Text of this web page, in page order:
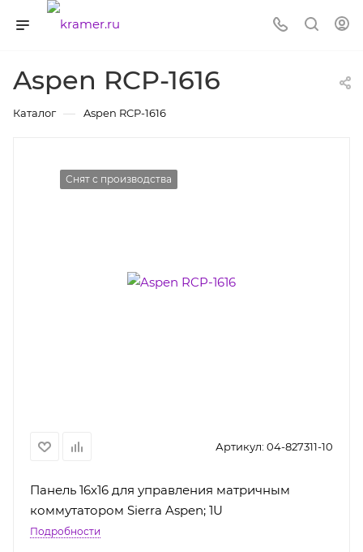
Aspen RCP-1616
Каталог — Aspen RCP-1616
Снят с производства
Артикул: 04-827311-10
Панель 16x16 для управления матричным
коммутатором Sierra Aspen; 1U
Подробности